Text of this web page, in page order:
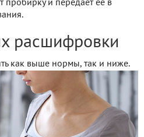
пробирку и передает ее в
расшифровки
как выше нормы, так и ниже.